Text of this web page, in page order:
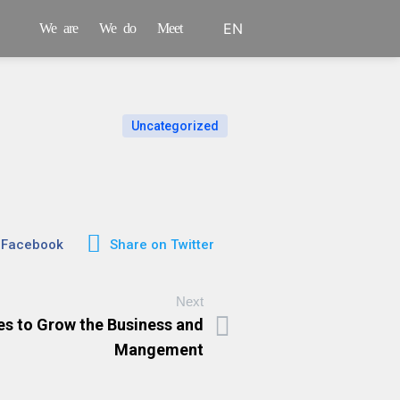
We are We do Meet
EN
PT
Uncategorized
Share on Twitter
Next
to Grow the Business and
Mangement